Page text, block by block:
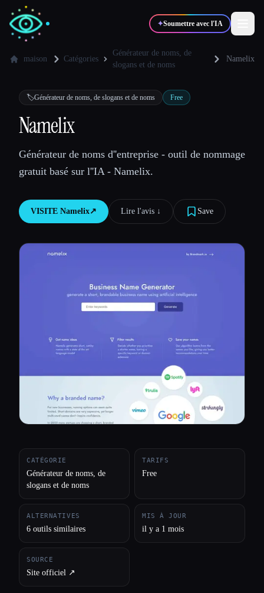
✦Soumettre avec l'IA
💻 Développeurs
🎓Étudiants 🎬
Comparer les outils
Toutes les catégories
maison Catégories
Générateur de noms, de
slogans et de noms
Namelix
🏷️Générateur de noms, de slogans et de noms Free
Namelix
Générateur de noms d''entreprise - outil de nommage
gratuit basé sur l''IA - Namelix.
VISITE Namelix↗︎ Lire l'avis ↓︎ Save
CATÉGORIE
Générateur de noms, de
slogans et de noms
TARIFS
Free
ALTERNATIVES
6 outils similaires
MIS À JOUR
il y a 1 mois
SOURCE
Site officiel ↗︎